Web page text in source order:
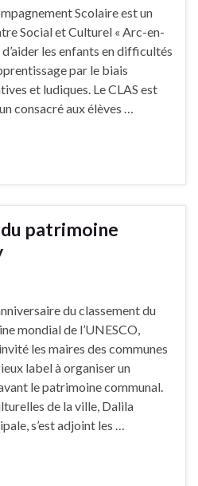
Scolaire est un
Social et Culturel « Arc-en-
les enfants en difficultés
par le biais
et ludiques. Le CLAS est
consacré aux élèves …
patrimoine
du classement du
mondial de l’UNESCO,
les maires des communes
label à organiser un
le patrimoine communal.
de la ville, Dalila
s’est adjoint les …